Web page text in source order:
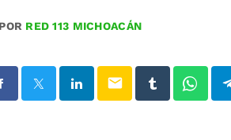
RED 113 MICHOACÁN
email